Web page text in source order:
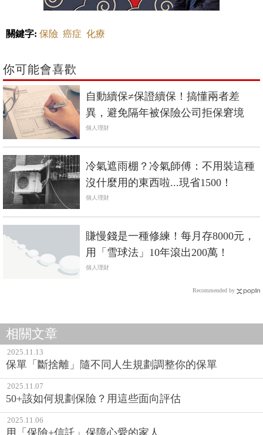
關鍵字: 保險 癌症 化療
你可能會喜歡
自動續保≠保證續保！搞懂兩者差
異，避免隔年被保險公司拒保窘境
個人理財
冷氣遮雨棚？冷氣師傅：不用裝這種
沒什麼用的東西啦...現省1500！
個人理財
賺慢錢是一種修練！每月存8000元，
用「雪球法」10年滾出200萬！
個人理財
Recommended by
相關文章
2025.11.13
保單「斷捨離」隨不同人生規劃調整你的保單
2025.11.07
50+該如何規劃保險？用這些面向評估
2025.11.06